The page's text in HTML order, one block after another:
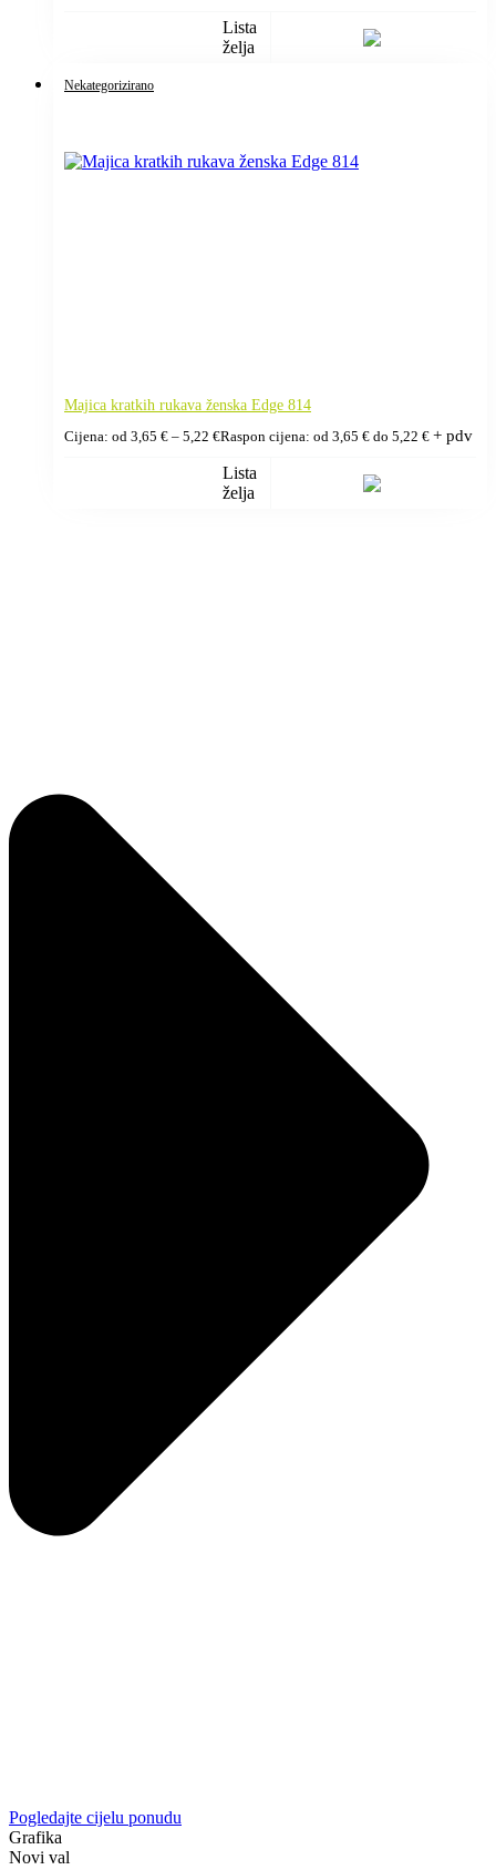
Lista
želja
Nekategorizirano
Majica kratkih rukava ženska Edge 814
Cijena: od 3,65 € – 5,22 €Raspon cijena: od 3,65 € do 5,22 € + pdv
Lista
želja
Pogledajte cijelu ponudu
Grafika
Novi val